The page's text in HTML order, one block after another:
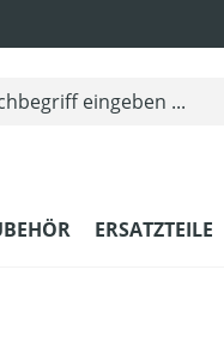
ERSATZTEILE